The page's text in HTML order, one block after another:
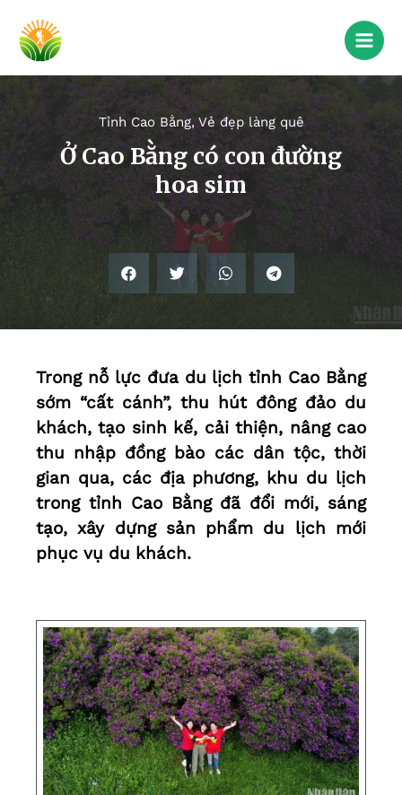
Tỉnh Cao Bằng,Vẻ đẹp làng quê
Ở Cao Bằng có con đường
hoa sim
Trong nỗ lực đưa du lịch tỉnh Cao Bằng
sớm “cất cánh”, thu hút đông đảo du
khách, tạo sinh kế, cải thiện, nâng cao
thu nhập đồng bào các dân tộc, thời
gian qua, các địa phương, khu du lịch
trong tỉnh Cao Bằng đã đổi mới, sáng
tạo, xây dựng sản phẩm du lịch mới
phục vụ du khách.